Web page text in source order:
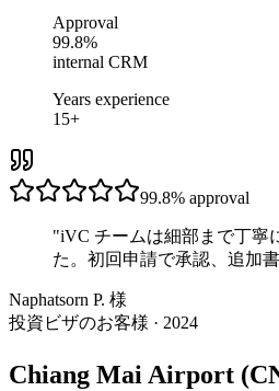
Approval
99.8%
internal CRM
Years experience
15+
99.8% approval
"iVC チームは細部まで丁寧
た。初回申請で承認、追加
Naphatsorn P. 様
投資ビザのお客様 · 2024
Chiang Mai Airport